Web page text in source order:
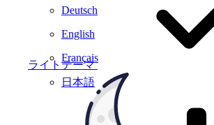
ライトテーマ
Deutsch
English
Français
日本語